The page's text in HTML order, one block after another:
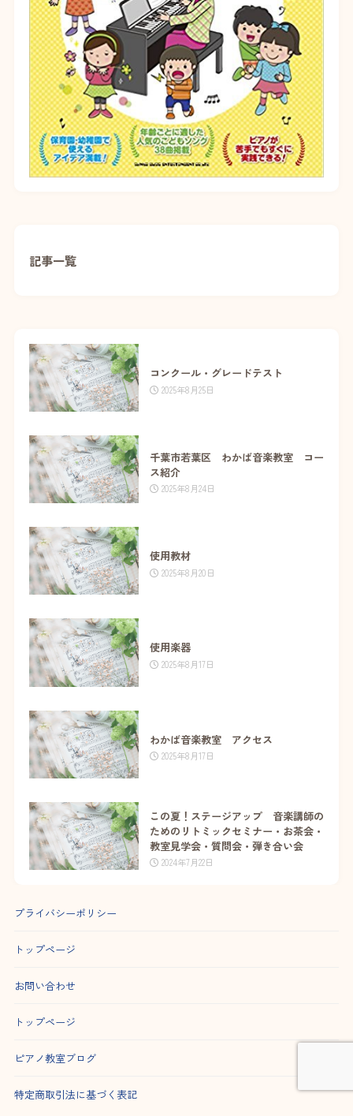
記事一覧
コンクール・グレードテスト
2025年8月25日
千葉市若葉区 わかば音楽教室 コー
ス紹介
2025年8月24日
使用教材
2025年8月20日
使用楽器
2025年8月17日
わかば音楽教室 アクセス
2025年8月17日
この夏！ステージアップ 音楽講師の
ためのリトミックセミナー・お茶会・
教室見学会・質問会・弾き合い会
2024年7月22日
プライバシーポリシー
トップページ
お問い合わせ
トップページ
ピアノ教室ブログ
特定商取引法に基づく表記